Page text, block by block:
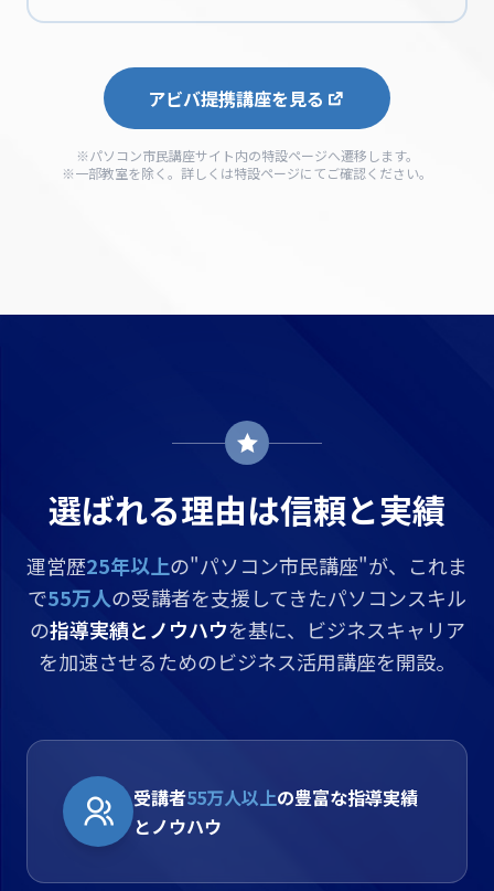
アビバ提携講座を見る
※パソコン市民講座サイト内の特設ページへ遷移します。
※一部教室を除く。詳しくは特設ページにてご確認ください。
選ばれる理由は信頼と実績
運営歴25年以上の"パソコン市民講座"が、これま
で55万人の受講者を支援してきたパソコンスキル
の指導実績とノウハウを基に、ビジネスキャリア
を加速させるためのビジネス活用講座を開設。
受講者55万人以上の豊富な指導実績
とノウハウ